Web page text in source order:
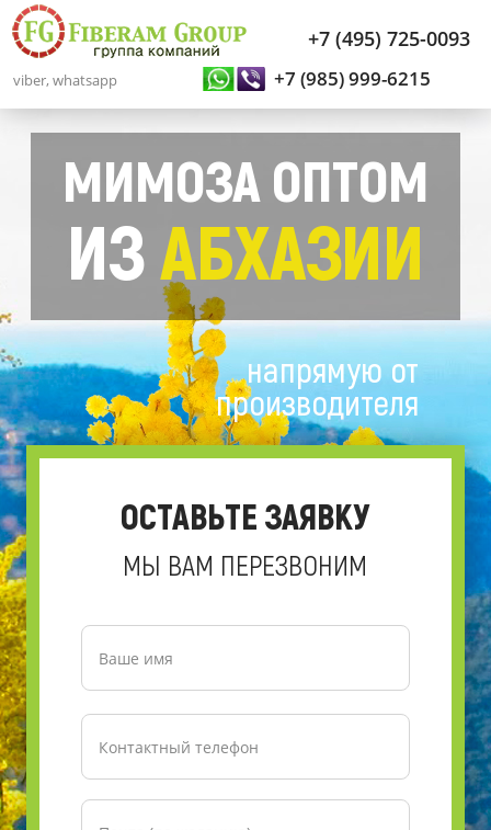
+7 (495) 725-0093
+7 (985) 999-6215
viber, whatsapp
ОСТАВЬТЕ ЗАЯВКУ
МЫ ВАМ ПЕРЕЗВОНИМ
напрямую от
производителя
МИМОЗА ОПТОМ
ИЗАБХАЗИИ